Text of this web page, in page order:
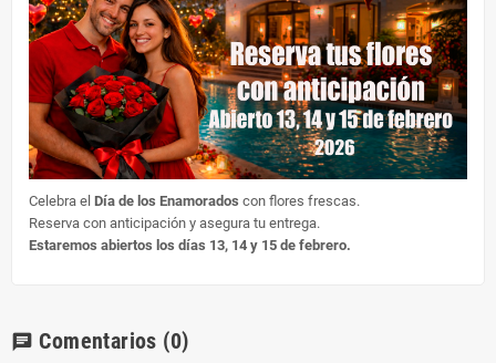
Celebra el Día de los Enamorados con flores frescas.
Reserva con anticipación y asegura tu entrega.
Estaremos abiertos los días 13, 14 y 15 de febrero.
chat Comentarios (0)